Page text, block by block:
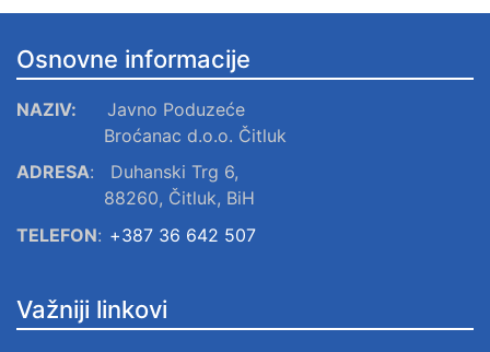
Osnovne informacije
NAZIV:
Javno Poduzeće
Broćanac d.o.o. Čitluk
ADRESA:
Duhanski Trg 6,
88260, Čitluk, BiH
TELEFON: +387 36 642 507
Važniji linkovi